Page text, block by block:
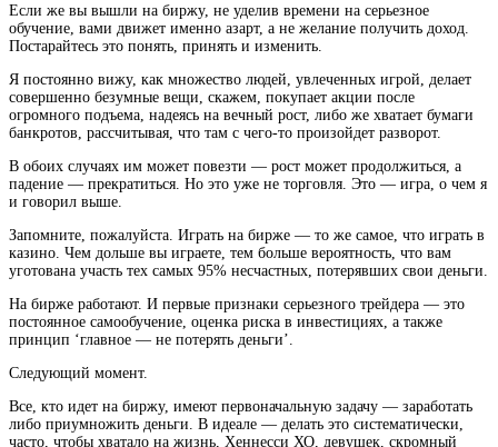
Если же вы вышли на биржу, не уделив времени на серьезное
обучение, вами движет именно азарт, а не желание получить доход.
Постарайтесь это понять, принять и изменить.
Я постоянно вижу, как множество людей, увлеченных игрой, делает
совершенно безумные вещи, скажем, покупает акции после
огромного подъема, надеясь на вечный рост, либо же хватает бумаги
банкротов, рассчитывая, что там с чего-то произойдет разворот.
В обоих случаях им может повезти — рост может продолжиться, а
падение — прекратиться. Но это уже не торговля. Это — игра, о чем я
и говорил выше.
Запомните, пожалуйста. Играть на бирже — то же самое, что играть в
казино. Чем дольше вы играете, тем больше вероятность, что вам
уготована участь тех самых 95% несчастных, потерявших свои деньги.
На бирже работают. И первые признаки серьезного трейдера — это
постоянное самообучение, оценка риска в инвестициях, а также
принцип ‘главное — не потерять деньги’.
Следующий момент.
Все, кто идет на биржу, имеют первоначальную задачу — заработать
либо приумножить деньги. В идеале — делать это систематически,
часто, чтобы хватало на жизнь, Хеннесси ХО, девушек, скромный